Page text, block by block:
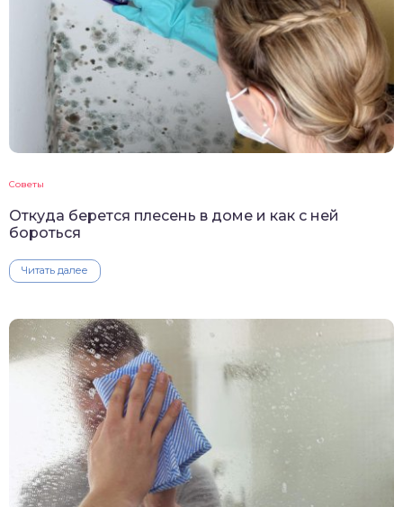
Советы
Откуда берется плесень в доме и как с ней
бороться
Читать далее